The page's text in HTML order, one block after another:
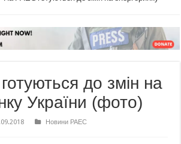
до змін на
України (фото)
Новини РАЕС